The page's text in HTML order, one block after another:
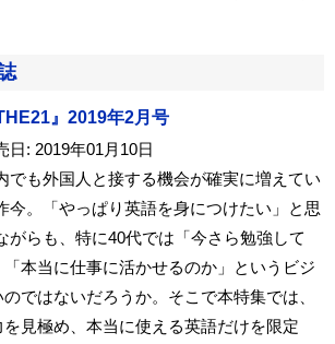
THE21』2019年2月号
日: 2019年01月10日
でも外国人と接する機会が確実に増えてい
今。「やっぱり英語を身につけたい」と思
がらも、特に40代では「今さら勉強して
本当に仕事に活かせるのか」というビジ
ではないだろうか。そこで本特集では、
見極め、本当に使える英語だけを限定